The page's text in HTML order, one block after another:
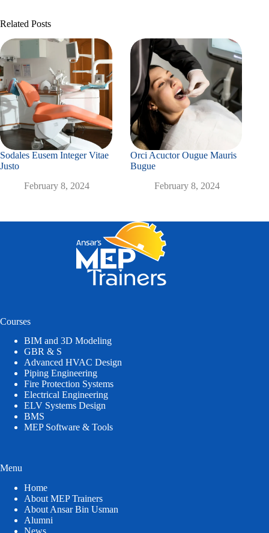
Related Posts
Sodales Eusem Integer Vitae
Justo
February 8, 2024
Orci Acuctor Ougue Mauris
Bugue
February 8, 2024
Courses
BIM and 3D Modeling
GBR & S
Advanced HVAC Design
Piping Engineering
Fire Protection Systems
Electrical Engineering
ELV Systems Design
BMS
MEP Software & Tools
Menu
Home
About MEP Trainers
About Ansar Bin Usman
Alumni